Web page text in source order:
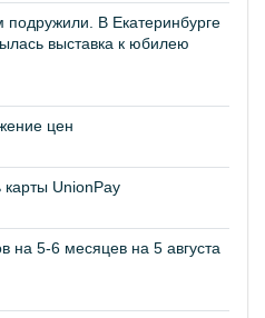
подружили. В Екатеринбурге
выставка к юбилею
цен
карты UnionPay
на 5-6 месяцев на 5 августа